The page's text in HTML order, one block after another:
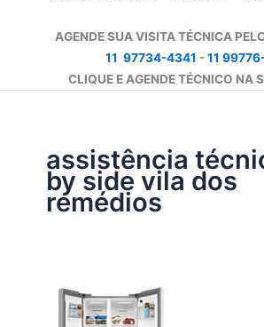
AGENDE SUA VISITA TÉCNICA
11 97734-4341 -11
CLIQUE E AGENDE TÉCNICO NA
assistência
by side vila dos
remédios